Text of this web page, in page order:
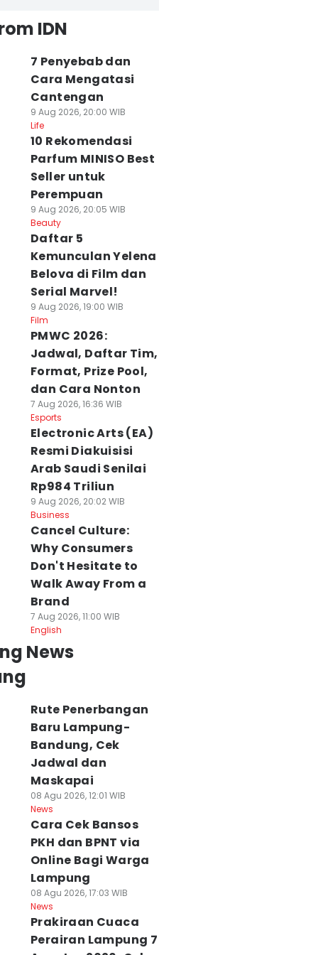
IDN
7 Penyebab dan
Cara Mengatasi
Cantengan
9 Aug 2026, 20:00 WIB
Life
10 Rekomendasi
Parfum MINISO Best
Seller untuk
Perempuan
9 Aug 2026, 20:05 WIB
Beauty
Daftar 5
Kemunculan Yelena
Belova di Film dan
Serial Marvel!
9 Aug 2026, 19:00 WIB
Film
PMWC 2026:
Jadwal, Daftar Tim,
Format, Prize Pool,
dan Cara Nonton
7 Aug 2026, 16:36 WIB
Esports
Electronic Arts (EA)
Resmi Diakuisisi
Arab Saudi Senilai
Rp984 Triliun
9 Aug 2026, 20:02 WIB
Business
Cancel Culture:
Why Consumers
Don't Hesitate to
Walk Away From a
Brand
7 Aug 2026, 11:00 WIB
English
News
Rute Penerbangan
Baru Lampung-
Bandung, Cek
Jadwal dan
Maskapai
08 Agu 2026, 12:01 WIB
News
Cara Cek Bansos
PKH dan BPNT via
Online Bagi Warga
Lampung
08 Agu 2026, 17:03 WIB
News
Prakiraan Cuaca
Perairan Lampung 7